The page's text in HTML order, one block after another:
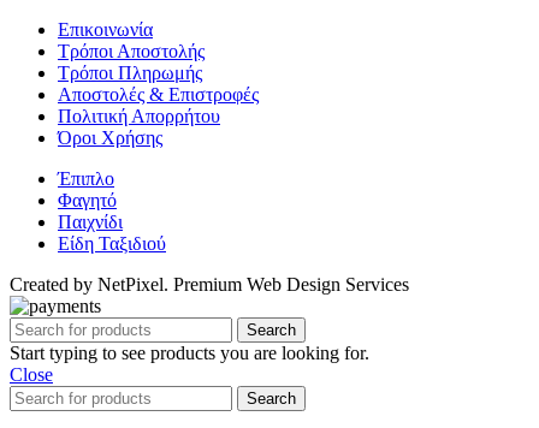
Επικοινωνία
Τρόποι Αποστολής
Τρόποι Πληρωμής
Αποστολές & Επιστροφές
Πολιτική Απορρήτου
Όροι Χρήσης
Έπιπλο
Φαγητό
Παιχνίδι
Είδη Ταξιδιού
Created by NetPixel. Premium Web Design Services
Search
Start typing to see products you are looking for.
Close
Search